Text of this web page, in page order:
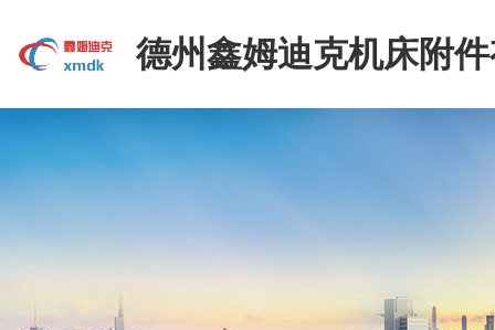
德州鑫姆迪克机床附
司